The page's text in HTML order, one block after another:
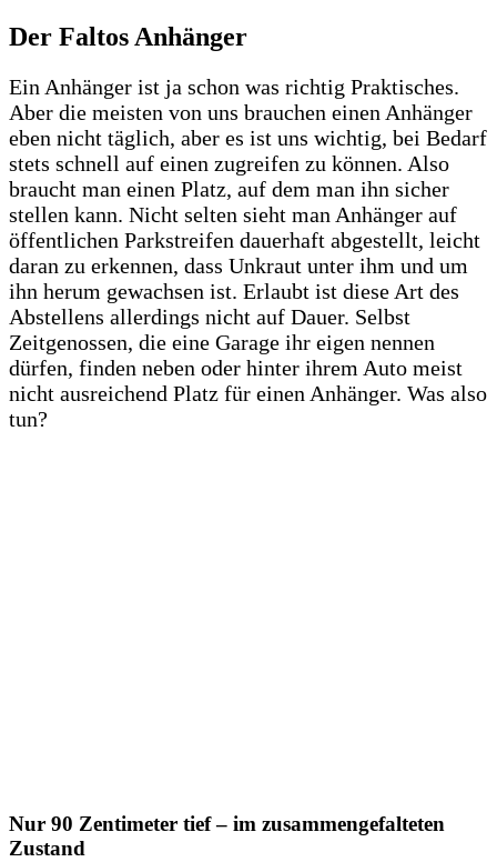
Der Faltos Anhänger
Ein Anhänger ist ja schon was richtig Praktisches.
Aber die meisten von uns brauchen einen Anhänger
eben nicht täglich, aber es ist uns wichtig, bei Bedarf
stets schnell auf einen zugreifen zu können. Also
braucht man einen Platz, auf dem man ihn sicher
stellen kann. Nicht selten sieht man Anhänger auf
öffentlichen Parkstreifen dauerhaft abgestellt, leicht
daran zu erkennen, dass Unkraut unter ihm und um
ihn herum gewachsen ist. Erlaubt ist diese Art des
Abstellens allerdings nicht auf Dauer. Selbst
Zeitgenossen, die eine Garage ihr eigen nennen
dürfen, finden neben oder hinter ihrem Auto meist
nicht ausreichend Platz für einen Anhänger. Was also
tun?
Nur 90 Zentimeter tief – im zusammengefalteten
Zustand